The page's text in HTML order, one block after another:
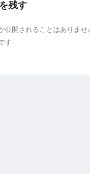
残す
公開されることはありませ
す